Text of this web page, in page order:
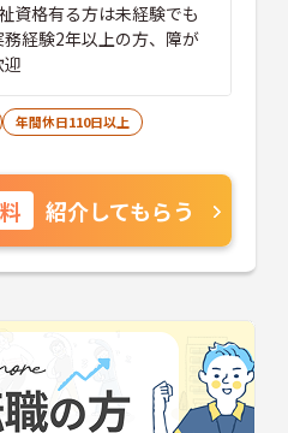
格有る方は未経験でも
験2年以上の方、障が
年間休日110日以上
紹介してもらう